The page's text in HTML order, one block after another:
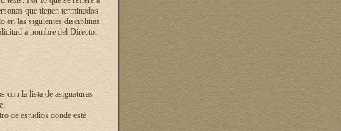
que tienen terminados
en las siguientes disciplinas:
a nombre del Director
con la lista de asignaturas
de estudios donde esté